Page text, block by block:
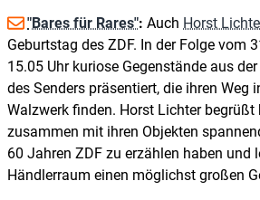
"Bares für Rares": Auch Horst
Geburtstag des ZDF. In der Folge vom
15.05 Uhr kuriose Gegenstände aus
des Senders präsentiert, die ihren Weg
Walzwerk finden. Horst Lichter begrüßt
zusammen mit ihren Objekten
60 Jahren ZDF zu erzählen haben und
Händlerraum einen möglichst großen